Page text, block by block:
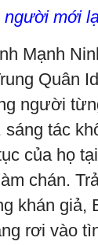
mới
Mạnh
Quân
người
sáng tác
của họ
chán.
khán giả,
rơi vào